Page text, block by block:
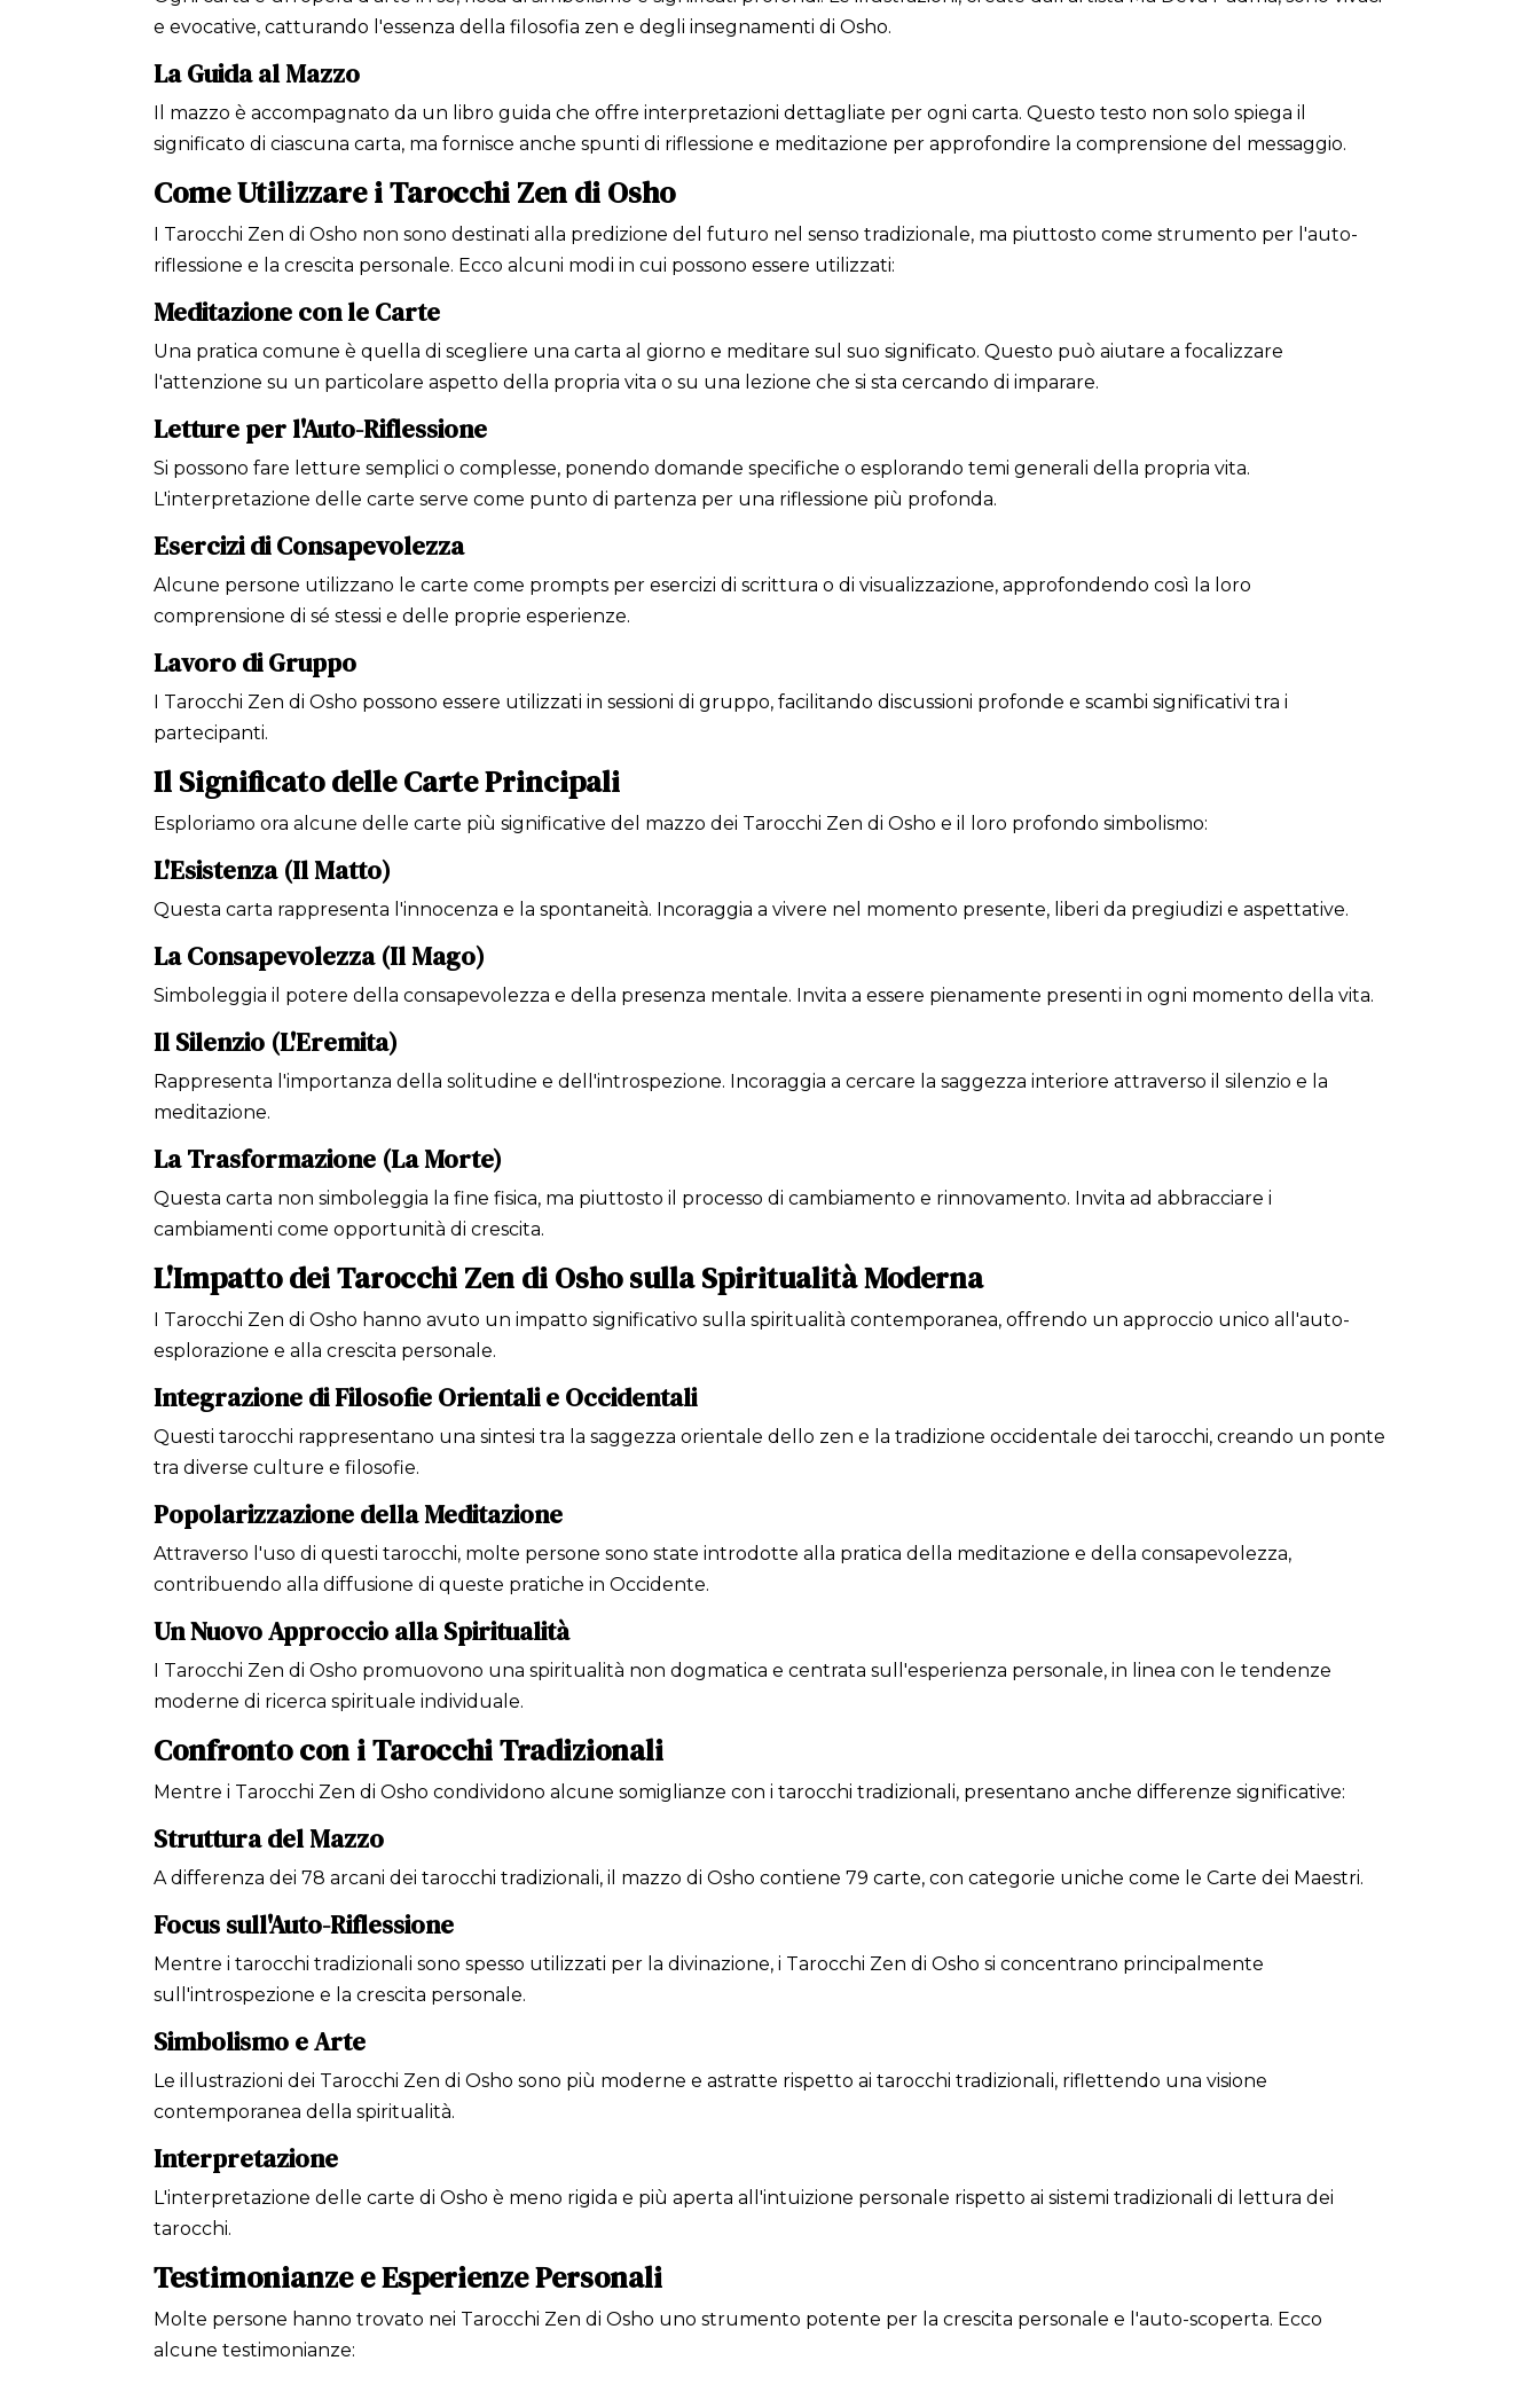
e evocative, catturando l'essenza della filosofia zen e degli insegnamenti di Osho.
La Guida al Mazzo
Il mazzo è accompagnato da un libro guida che offre interpretazioni dettagliate per ogni carta. Questo testo non solo spiega il
significato di ciascuna carta, ma fornisce anche spunti di riflessione e meditazione per approfondire la comprensione del messaggio.
Come Utilizzare i Tarocchi Zen di Osho
I Tarocchi Zen di Osho non sono destinati alla predizione del futuro nel senso tradizionale, ma piuttosto come strumento per l'auto-
riflessione e la crescita personale. Ecco alcuni modi in cui possono essere utilizzati:
Meditazione con le Carte
Una pratica comune è quella di scegliere una carta al giorno e meditare sul suo significato. Questo può aiutare a focalizzare
l'attenzione su un particolare aspetto della propria vita o su una lezione che si sta cercando di imparare.
Letture per l'Auto-Riflessione
Si possono fare letture semplici o complesse, ponendo domande specifiche o esplorando temi generali della propria vita.
L'interpretazione delle carte serve come punto di partenza per una riflessione più profonda.
Esercizi di Consapevolezza
Alcune persone utilizzano le carte come prompts per esercizi di scrittura o di visualizzazione, approfondendo così la loro
comprensione di sé stessi e delle proprie esperienze.
Lavoro di Gruppo
I Tarocchi Zen di Osho possono essere utilizzati in sessioni di gruppo, facilitando discussioni profonde e scambi significativi tra i
partecipanti.
Il Significato delle Carte Principali
Esploriamo ora alcune delle carte più significative del mazzo dei Tarocchi Zen di Osho e il loro profondo simbolismo:
L'Esistenza (Il Matto)
Questa carta rappresenta l'innocenza e la spontaneità. Incoraggia a vivere nel momento presente, liberi da pregiudizi e aspettative.
La Consapevolezza (Il Mago)
Simboleggia il potere della consapevolezza e della presenza mentale. Invita a essere pienamente presenti in ogni momento della vita.
Il Silenzio (L'Eremita)
Rappresenta l'importanza della solitudine e dell'introspezione. Incoraggia a cercare la saggezza interiore attraverso il silenzio e la
meditazione.
La Trasformazione (La Morte)
Questa carta non simboleggia la fine fisica, ma piuttosto il processo di cambiamento e rinnovamento. Invita ad abbracciare i
cambiamenti come opportunità di crescita.
L'Impatto dei Tarocchi Zen di Osho sulla Spiritualità Moderna
I Tarocchi Zen di Osho hanno avuto un impatto significativo sulla spiritualità contemporanea, offrendo un approccio unico all'auto-
esplorazione e alla crescita personale.
Integrazione di Filosofie Orientali e Occidentali
Questi tarocchi rappresentano una sintesi tra la saggezza orientale dello zen e la tradizione occidentale dei tarocchi, creando un ponte
tra diverse culture e filosofie.
Popolarizzazione della Meditazione
Attraverso l'uso di questi tarocchi, molte persone sono state introdotte alla pratica della meditazione e della consapevolezza,
contribuendo alla diffusione di queste pratiche in Occidente.
Un Nuovo Approccio alla Spiritualità
I Tarocchi Zen di Osho promuovono una spiritualità non dogmatica e centrata sull'esperienza personale, in linea con le tendenze
moderne di ricerca spirituale individuale.
Confronto con i Tarocchi Tradizionali
Mentre i Tarocchi Zen di Osho condividono alcune somiglianze con i tarocchi tradizionali, presentano anche differenze significative:
Struttura del Mazzo
A differenza dei 78 arcani dei tarocchi tradizionali, il mazzo di Osho contiene 79 carte, con categorie uniche come le Carte dei Maestri.
Focus sull'Auto-Riflessione
Mentre i tarocchi tradizionali sono spesso utilizzati per la divinazione, i Tarocchi Zen di Osho si concentrano principalmente
sull'introspezione e la crescita personale.
Simbolismo e Arte
Le illustrazioni dei Tarocchi Zen di Osho sono più moderne e astratte rispetto ai tarocchi tradizionali, riflettendo una visione
contemporanea della spiritualità.
Interpretazione
L'interpretazione delle carte di Osho è meno rigida e più aperta all'intuizione personale rispetto ai sistemi tradizionali di lettura dei
tarocchi.
Testimonianze e Esperienze Personali
Molte persone hanno trovato nei Tarocchi Zen di Osho uno strumento potente per la crescita personale e l'auto-scoperta. Ecco
alcune testimonianze: